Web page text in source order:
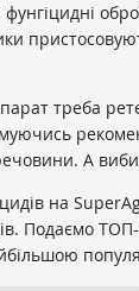
треба
А
на
Подаємо